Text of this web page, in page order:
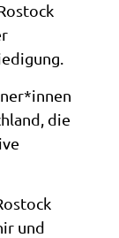
die
und